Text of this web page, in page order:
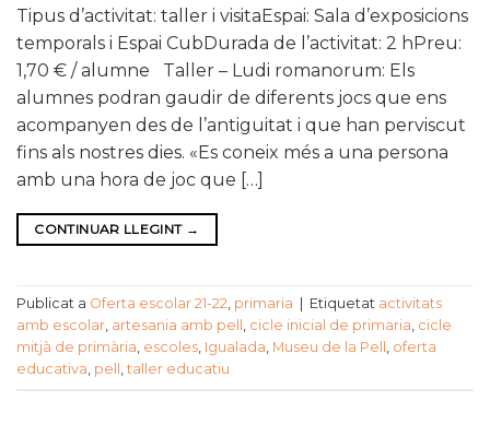
Tipus d’activitat: taller i visitaEspai: Sala d’exposicions
temporals i Espai CubDurada de l’activitat: 2 hPreu:
1,70 € / alumne Taller – Ludi romanorum: Els
alumnes podran gaudir de diferents jocs que ens
acompanyen des de l’antiguitat i que han perviscut
fins als nostres dies. «Es coneix més a una persona
amb una hora de joc que […]
CONTINUAR LLEGINT →
Publicat a Oferta escolar 21-22, primaria Etiquetat activitats
amb escolar, artesania amb pell , cicle inicial de primaria, cicle
mitjà de primària, escoles, Igualada, Museu de la Pell , oferta
educativa, pell , taller educatiu